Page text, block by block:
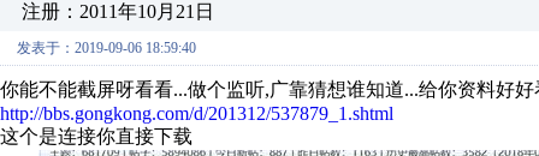
注册：2011年10月21日
发表于：2019-09-06 18:59:40
你能不能截屏呀看看...做个监听,广靠猜想谁知道...给你资料好
http://bbs.gongkong.com/d/201312/537879_1.shtml
这个是连接你直接下载